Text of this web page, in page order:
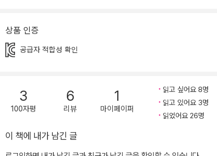
자신의 삶을 돌보지 못하게 됩니다. 그러자 사장은 자비에와 똑같은
복제 인간을 만들어줍니다. 이제 자비에는 청구서 처리도, 물고기에
하는 동안 자신의 삶을 사는 복제 인간으로 인해 훨씬 더 행복해졌을
까요? 혹시 그 사람이 진짜고, 공장에서 기계처럼 일하는 자비에가
의 가치는 무엇일까요? 우리의 삶에서 노동의 가치를 찾는 일은 삶의
가치를 찾는 일과 같다고 할 만큼 중요합니다. 이 책은 기업의 이윤 추
상품 인증
공급자 적합성 확인
3
100자평
6
리뷰
1
마이페이퍼
읽고 싶어요 8명
읽고 있어요 3명
읽었어요 26명
이 책에 내가 남긴 글